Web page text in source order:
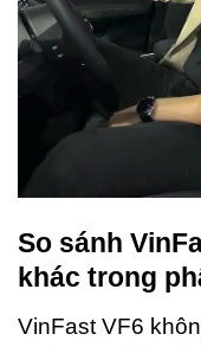
So sánh
khác trong
VinFast VF6